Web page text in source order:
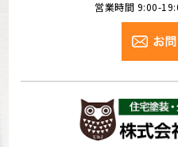
営業時間 9:00-